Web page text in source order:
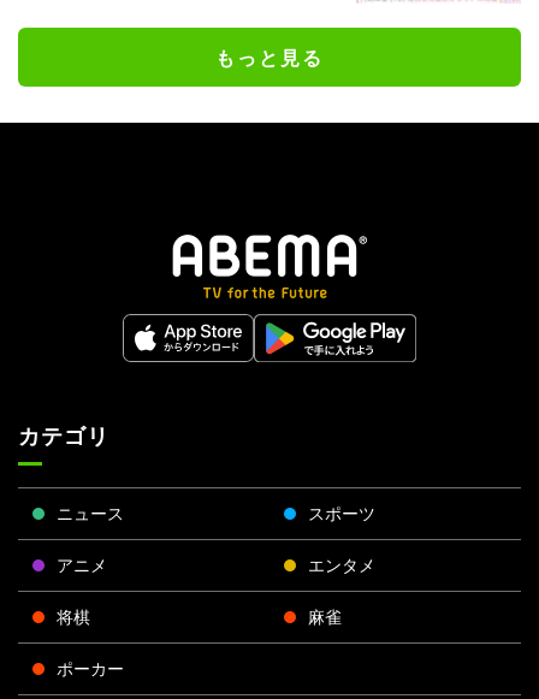
もっと見る
カテゴリ
ニュース スポーツ
アニメ エンタメ
将棋 麻雀
ポーカー